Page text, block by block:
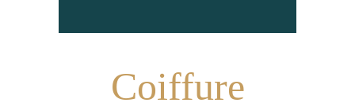
Coiffure